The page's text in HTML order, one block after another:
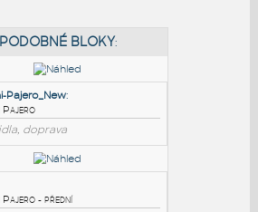
PODOBNÉ BLOKY